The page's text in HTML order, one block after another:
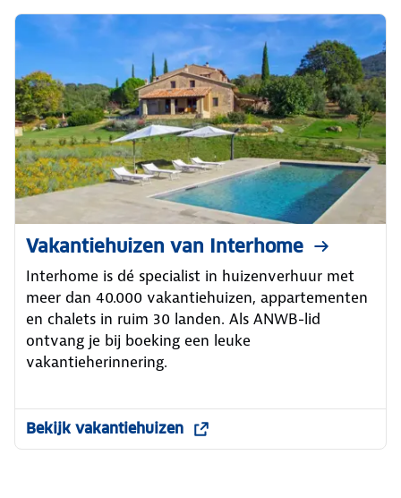
Vakantiehuizen van Interhome
Interhome is dé specialist in huizenverhuur met
meer dan 40.000 vakantiehuizen, appartementen
en chalets in ruim 30 landen. Als ANWB-lid
ontvang je bij boeking een leuke
vakantieherinnering.
Bekijk vakantiehuizen